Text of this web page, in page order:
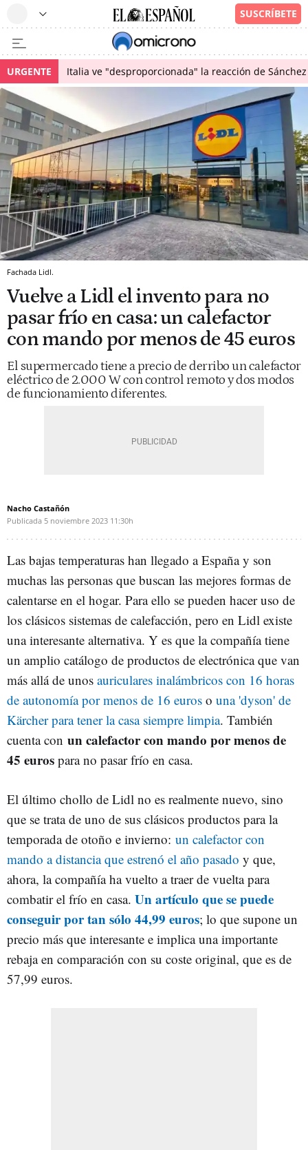
URGENTE Italia ve "desproporcionada" la reacción de
Fachada Lidl.
Vuelve a Lidl el invento para no
pasar frío en casa: un calefactor
con mando por menos de 45 euros
El supermercado tiene a precio de derribo un calefactor
eléctrico de 2.000 W con control remoto y dos modos
de funcionamiento diferentes.
Nacho Castañón
Publicada 5 noviembre 2023 11:30h
Las bajas temperaturas han llegado a España y son
muchas las personas que buscan las mejores formas de
calentarse en el hogar. Para ello se pueden hacer uso de
los clásicos sistemas de calefacción, pero en Lidl existe
una interesante alternativa. Y es que la compañía tiene
un amplio catálogo de productos de electrónica que van
más allá de unos auriculares inalámbricos con 16 horas
de autonomía por menos de 16 euros o una 'dyson' de
Kärcher para tener la casa siempre limpia. También
cuenta con un calefactor con mando por menos de
45 euros para no pasar frío en casa.
El último chollo de Lidl no es realmente nuevo, sino
que se trata de uno de sus clásicos productos para la
temporada de otoño e invierno: un calefactor con
mando a distancia que estrenó el año pasado y que,
ahora, la compañía ha vuelto a traer de vuelta para
combatir el frío en casa. Un artículo que se puede
conseguir por tan sólo 44,99 euros; lo que supone un
precio más que interesante e implica una importante
rebaja en comparación con su coste original, que es de
57,99 euros.